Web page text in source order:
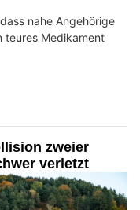
nahe Angehörige
teures Medikament
zweier
verletzt